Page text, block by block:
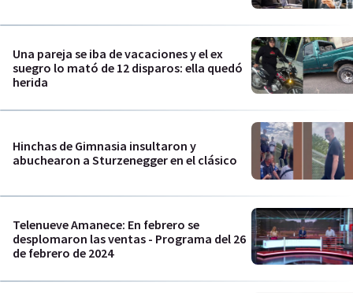
Una pareja se iba de vacaciones y el ex
suegro lo mató de 12 disparos: ella quedó
herida
Hinchas de Gimnasia insultaron y
abuchearon a Sturzenegger en el clásico
Telenueve Amanece: En febrero se
desplomaron las ventas - Programa del 26
de febrero de 2024